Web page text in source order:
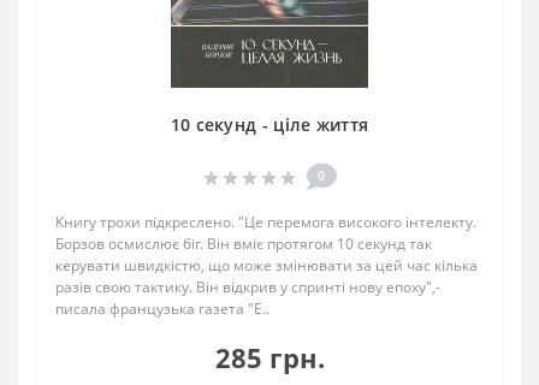
10 секунд - ціле життя
0
Книгу трохи підкреслено. "Це перемога високого інтелекту.
Борзов осмислює біг. Він вміє протягом 10 секунд так
керувати швидкістю, що може змінювати за цей час кілька
разів свою тактику. Він відкрив у спринті нову епоху",-
писала французька газета "Е..
285 грн.